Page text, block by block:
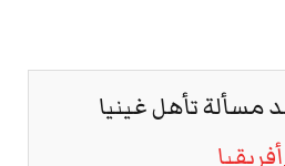
تأهل غينيا